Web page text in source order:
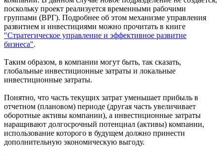
поскольку проект реализуется временными рабочими
группами (ВРГ). Подробнее об этом механизме управления
развитием и инвестициями можно прочитать в книге
"Стратегическое управление и эффективное развитие
бизнеса".
Таким образом, в компании могут быть, так сказать,
глобальные инвестиционные затраты и локальные
инвестиционные затраты.
Понятно, что часть текущих затрат уменьшает прибыль в
отчетном (плановом) периоде (другая часть увеличивает
оборотные активы компании), а инвестиционные затраты
наращивают долгосрочный потенциал (активы) компании,
использование которого в будущем должно принести
дополнительную экономическую выгоду.